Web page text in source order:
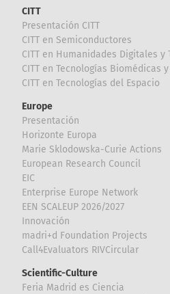
CITT
Presentación CITT
CITT en Semiconductores
CITT en Humanidades Digitales y
CITT en Tecnologías Biomédicas
CITT en Tecnologías del Espacio
Europe
Presentación
Horizonte Europa
Marie Sklodowska-Curie Actions
European Research Council
EIC
Enterprise Europe Network
EEN SCALEUP 2026/2027
Innovación
madri+d Foundation Projects
Call4Evaluators RIVCircular
Scientific-Culture
Feria Madrid es Ciencia